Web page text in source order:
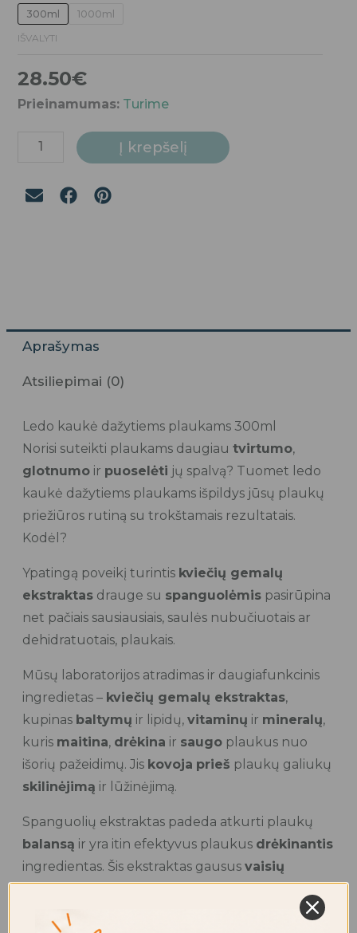
300ml
1000ml
IŠVALYTI
28.50€
Prieinamumas: Turime
produkto
kiekis:
kaukė
dažytiems
Į krepšelį
Aprašymas
Atsiliepimai (0)
Ledo kaukė dažytiems plaukams 300ml
Norisi suteikti plaukams daugiau tvirtumo,
glotnumo ir puoselėti jų spalvą? Tuomet ledo
kaukė dažytiems plaukams išpildys jūsų plaukų
priežiūros rutiną su trokštamais rezultatais.
Kodėl?
Ypatingą poveikį turintis kviečių gemalų
ekstraktas drauge su spanguolėmis pasirūpina
net pačiais sausiausiais, saulės nubučiuotais ar
dehidratuotais, plaukais.
Mūsų laboratorijos atradimas ir daugiafunkcinis
ingredietas – kviečių gemalų ekstraktas,
kupinas baltymų ir lipidų, vitaminų ir mineralų,
kuris maitina, drėkina ir saugo plaukus nuo
išorių pažeidimų. Jis kovoja prieš plaukų galiukų
skilinėjimą ir lūžinėjimą.
Spanguolių ekstraktas padeda atkurti plaukų
balansą ir yra itin efektyvus plaukus drėkinantis
ingredientas. Šis ekstraktas gausus vaisių
rūgštimis, todėl turistimuliacinįiratgaivinantį
poveikį.